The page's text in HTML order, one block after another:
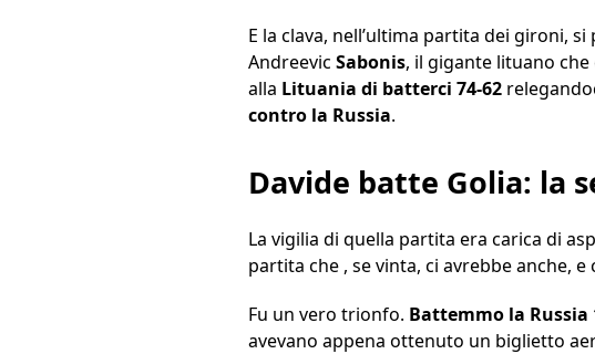
E la clava, nell’ultima partita dei gironi,
Andreevic Sabonis, il gigante lituano
alla Lituania di batterci 74-62
contro la Russia.
Davide batte Golia: la
La vigilia di quella partita era carica di
partita che , se vinta, ci avrebbe anche,
Fu un vero trionfo. Battemmo la Russia
avevano appena ottenuto un biglietto